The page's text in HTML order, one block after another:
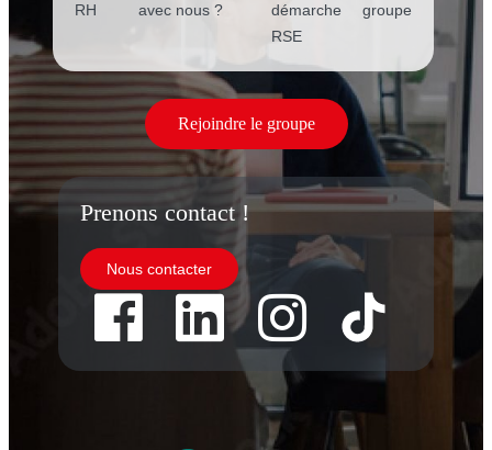
RH
avec nous ?
démarche
RSE
groupe
Rejoindre le groupe
Prenons contact !
Nous contacter